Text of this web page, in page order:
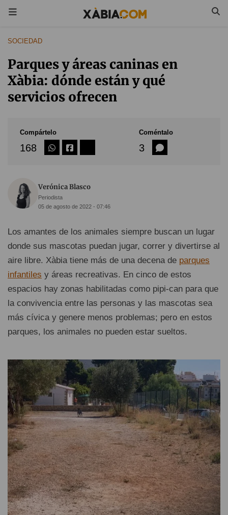
SOCIEDAD
Parques y áreas caninas en
Xàbia: dónde están y qué
servicios ofrecen
Compártelo
168
Coméntalo
3
Verónica Blasco
Periodista
05 de agosto de 2022 - 07:46
Los amantes de los animales siempre buscan un lugar
donde sus mascotas puedan jugar, correr y divertirse al
aire libre. Xàbia tiene más de una decena de parques
infantiles y áreas recreativas. En cinco de estos
espacios hay zonas habilitadas como pipi-can para que
la convivencia entre las personas y las mascotas sea
más cívica y genere menos problemas; pero en estos
parques, los animales no pueden estar sueltos.